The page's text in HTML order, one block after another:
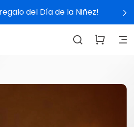
del Día de la Niñez!